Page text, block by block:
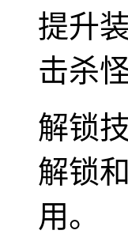
提升
击杀
解锁
解锁
用。